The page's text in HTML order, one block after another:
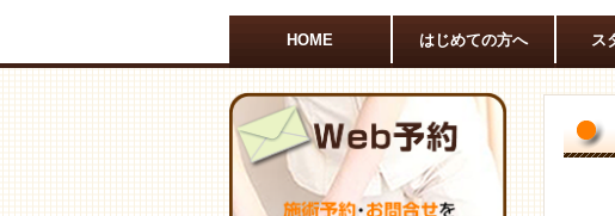
HOME はじめての方へ ス